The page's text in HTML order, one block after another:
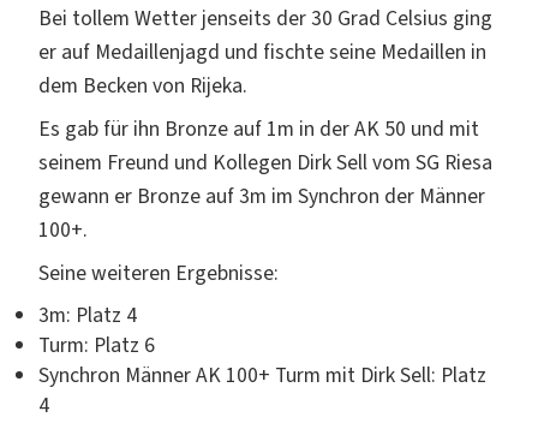
Bei tollem Wetter jenseits der 30 Grad Celsius ging
er auf Medaillenjagd und fischte seine Medaillen in
dem Becken von Rijeka.
Es gab für ihn Bronze auf 1m in der AK 50 und mit
seinem Freund und Kollegen Dirk Sell vom SG Riesa
gewann er Bronze auf 3m im Synchron der Männer
100+.
Seine weiteren Ergebnisse:
3m: Platz 4
Turm: Platz 6
Synchron Männer AK 100+ Turm mit Dirk Sell: Platz
4